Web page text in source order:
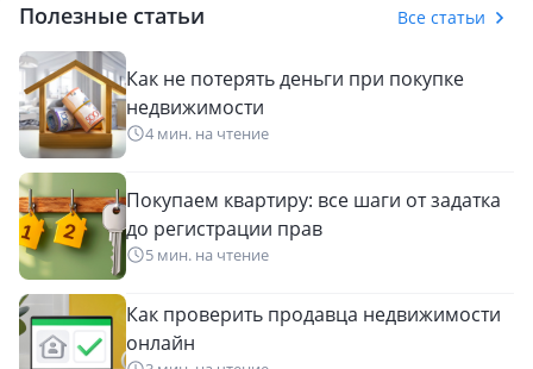
Полезные статьи Все статьи
Как не потерять деньги при покупке
недвижимости
4 мин. на чтение
Покупаем квартиру: все шаги от задатка
до регистрации прав
5 мин. на чтение
Как проверить продавца недвижимости
онлайн